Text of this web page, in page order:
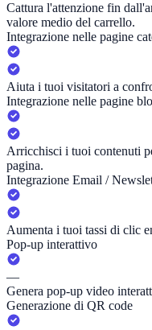
Cattura l'attenzione fin
valore medio del carrello.
Integrazione nelle pagine
Aiuta i tuoi visitatori a
Integrazione nelle pagine
Arricchisci i tuoi contenuti
pagina.
Integrazione Email /
Aumenta i tuoi tassi di clic
Pop-up interattivo
—
Genera pop-up video
Generazione di QR code